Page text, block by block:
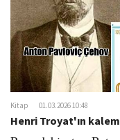
Kitap 01.03.2026 10:48
Henri Troyat'ın